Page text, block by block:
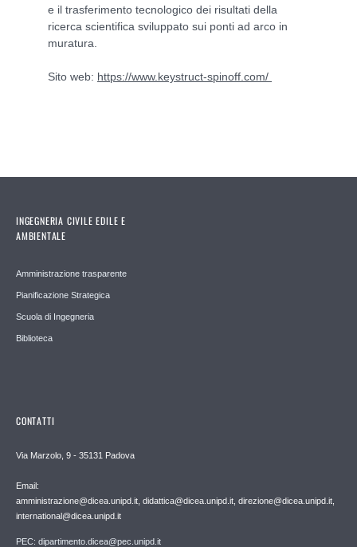
e il trasferimento tecnologico dei risultati della
ricerca scientifica sviluppato sui ponti ad arco in
muratura.
Sito web: https://www.keystruct-spinoff.com/
INGEGNERIA CIVILE EDILE E
AMBIENTALE
Amministrazione trasparente
Pianificazione Strategica
Scuola di Ingegneria
Biblioteca
CONTATTI
Via Marzolo, 9 - 35131 Padova
Email:
amministrazione@dicea.unipd.it, didattica@dicea.unipd.it, direzione@dicea.unipd.it,
international@dicea.unipd.it
PEC: dipartimento.dicea@pec.unipd.it